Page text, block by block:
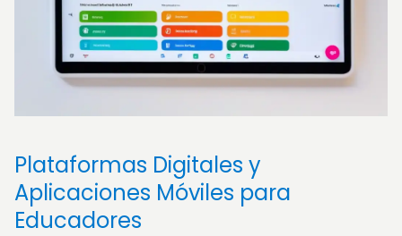
Plataformas Digitales y
Aplicaciones Móviles para
Educadores